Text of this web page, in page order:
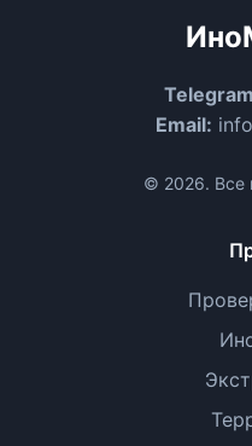
Email:
© 2026. Все